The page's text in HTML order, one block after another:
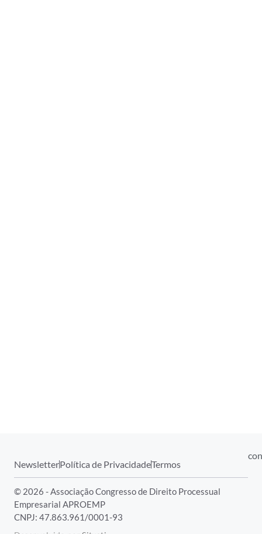
NewsletterPolítica de PrivacidadeTermos
© 2026 - Associação Congresso de Direito Processual
Empresarial APROEMP
CNPJ: 47.863.961/0001-93